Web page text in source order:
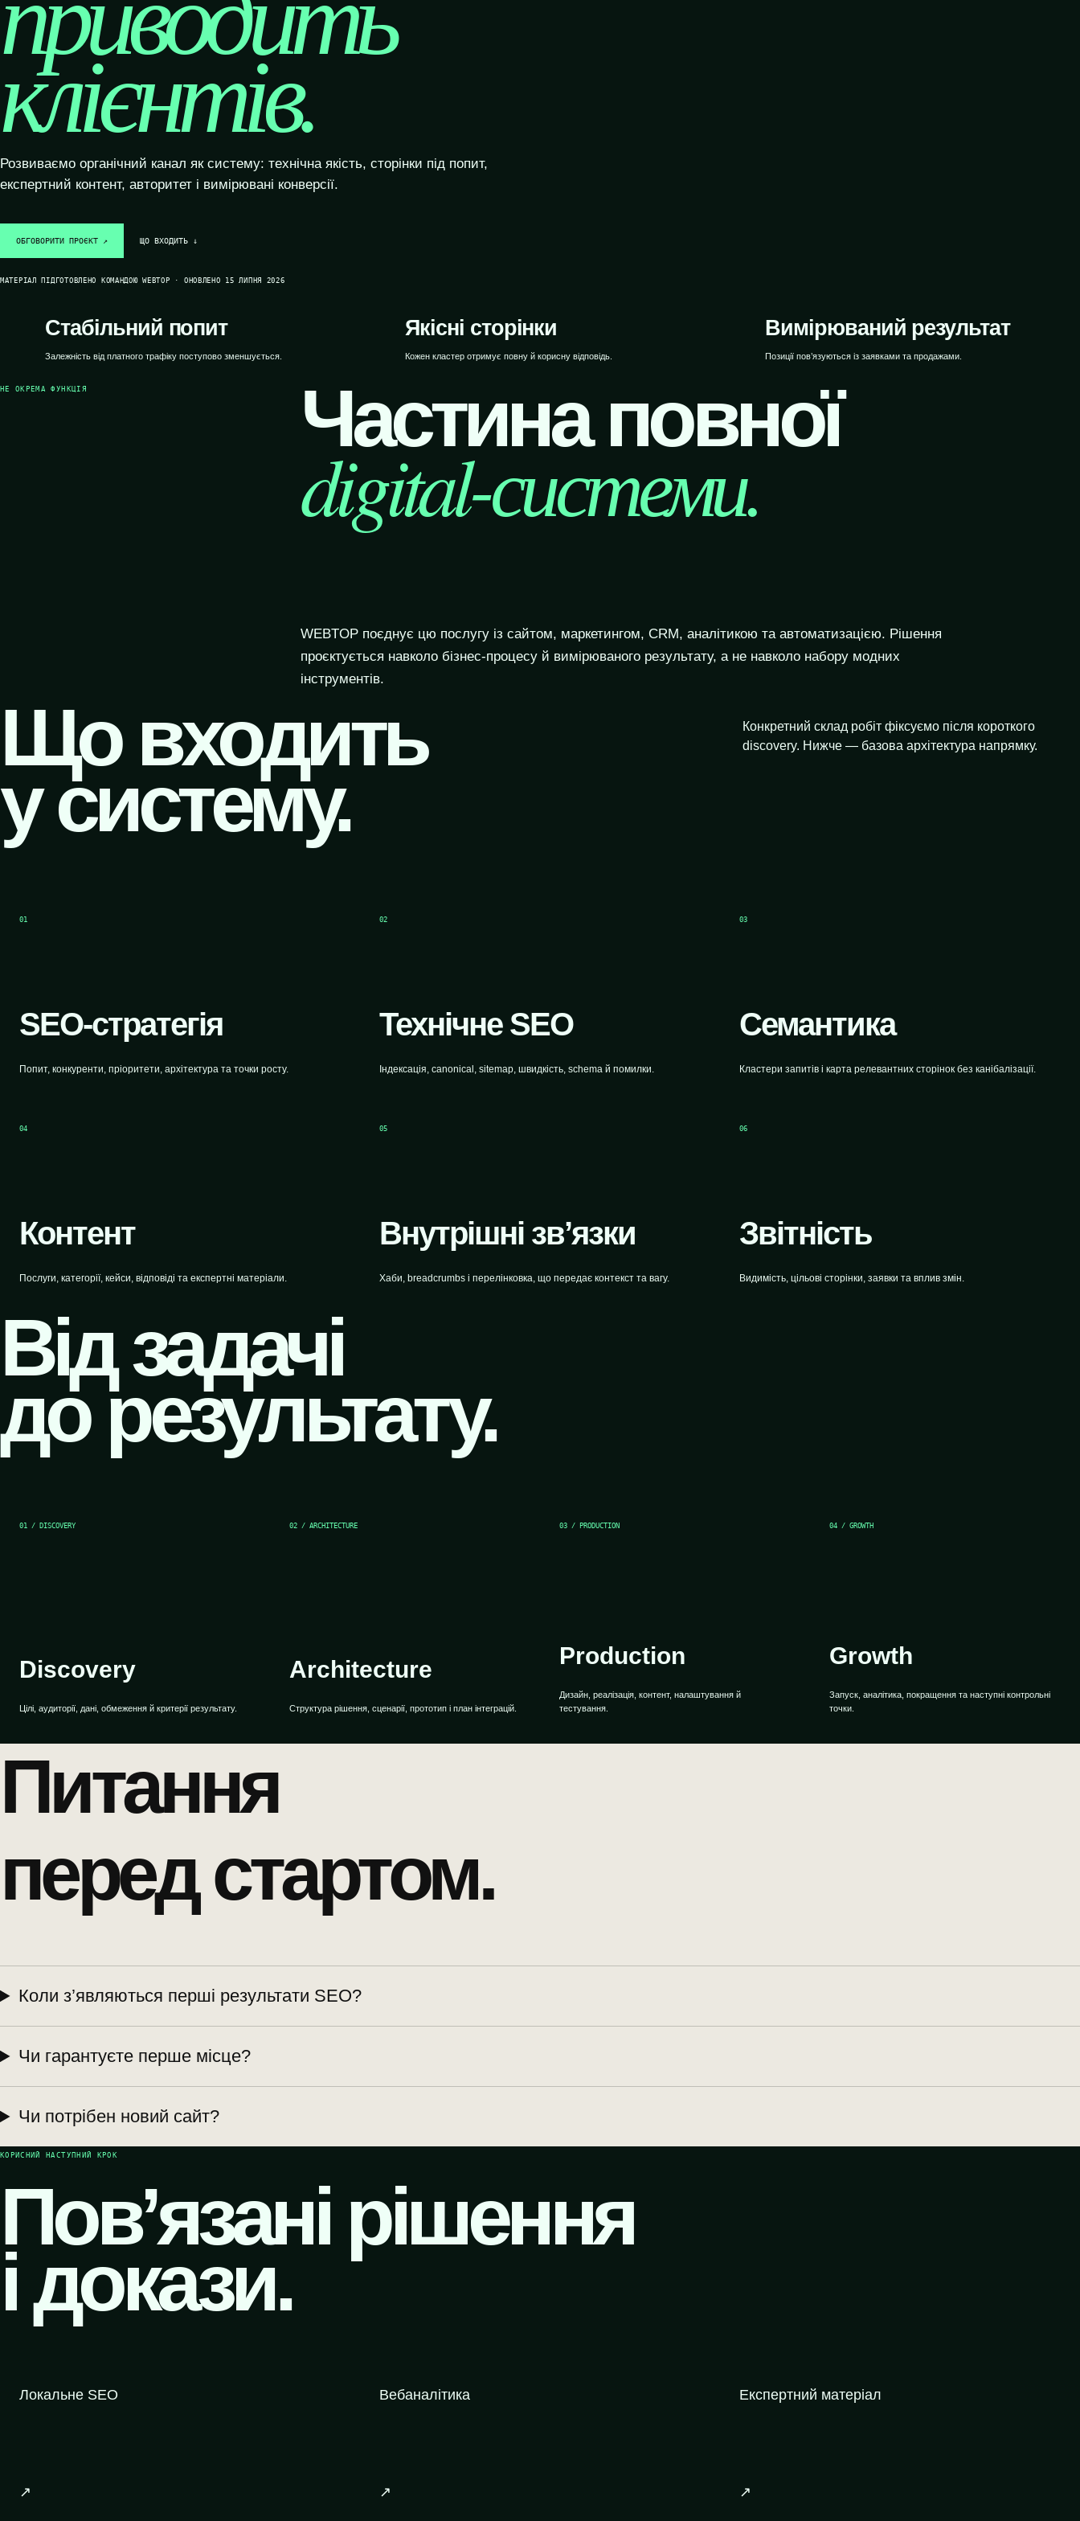
клієнтів.
Розвиваємо органічний канал як систему: технічна якість, сторінки під попит,
експертний контент, авторитет і вимірювані конверсії.
ОБГОВОРИТИ ПРОЄКТ ↗ ЩО ВХОДИТЬ ↓
МАТЕРІАЛ ПІДГОТОВЛЕНО КОМАНДОЮ WEBTOP · ОНОВЛЕНО 15 ЛИПНЯ 2026
Стабільний попит
Залежність від платного трафіку поступово зменшується.
Якісні сторінки
Кожен кластер отримує повну й корисну відповідь.
Вимірюваний результат
Позиції пов’язуються із заявками та продажами.
НЕ ОКРЕМА ФУНКЦІЯ Частина повної
digital-системи.
WEBTOP поєднує цю послугу із сайтом, маркетингом, CRM, аналітикою та автоматизацією. Рішення
проєктується навколо бізнес-процесу й вимірюваного результату, а не навколо набору модних
інструментів.
Що входить
у систему.
Конкретний склад робіт фіксуємо після короткого
discovery. Нижче — базова архітектура напрямку.
01
SEO-стратегія
Попит, конкуренти, пріоритети, архітектура та точки росту.
02
Технічне SEO
Індексація, canonical, sitemap, швидкість, schema й помилки.
03
Семантика
Кластери запитів і карта релевантних сторінок без канібалізації.
04
Контент
Послуги, категорії, кейси, відповіді та експертні матеріали.
05
Внутрішні зв’язки
Хаби, breadcrumbs і перелінковка, що передає контекст та вагу.
06
Звітність
Видимість, цільові сторінки, заявки та вплив змін.
Від задачі
до результату.
01 / DISCOVERY
Discovery
Цілі, аудиторії, дані, обмеження й критерії результату.
02 / ARCHITECTURE
Architecture
Структура рішення, сценарії, прототип і план інтеграцій.
03 / PRODUCTION
Production
Дизайн, реалізація, контент, налаштування й
тестування.
04 / GROWTH
Growth
Запуск, аналітика, покращення та наступні контрольні
точки.
Питання
перед стартом.
Коли з’являються перші результати SEO?
Чи гарантуєте перше місце?
Чи потрібен новий сайт?
КОРИСНИЙ НАСТУПНИЙ КРОК
Пов’язані рішення
і докази.
Локальне SEO
↗
Вебаналітика
↗
Експертний матеріал
↗